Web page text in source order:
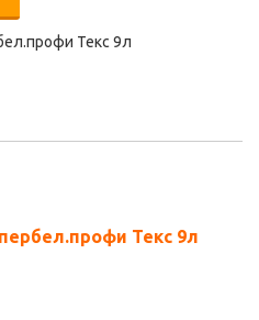
Текс 9л
Текс 9л